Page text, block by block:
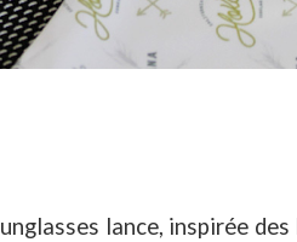
lance, inspirée